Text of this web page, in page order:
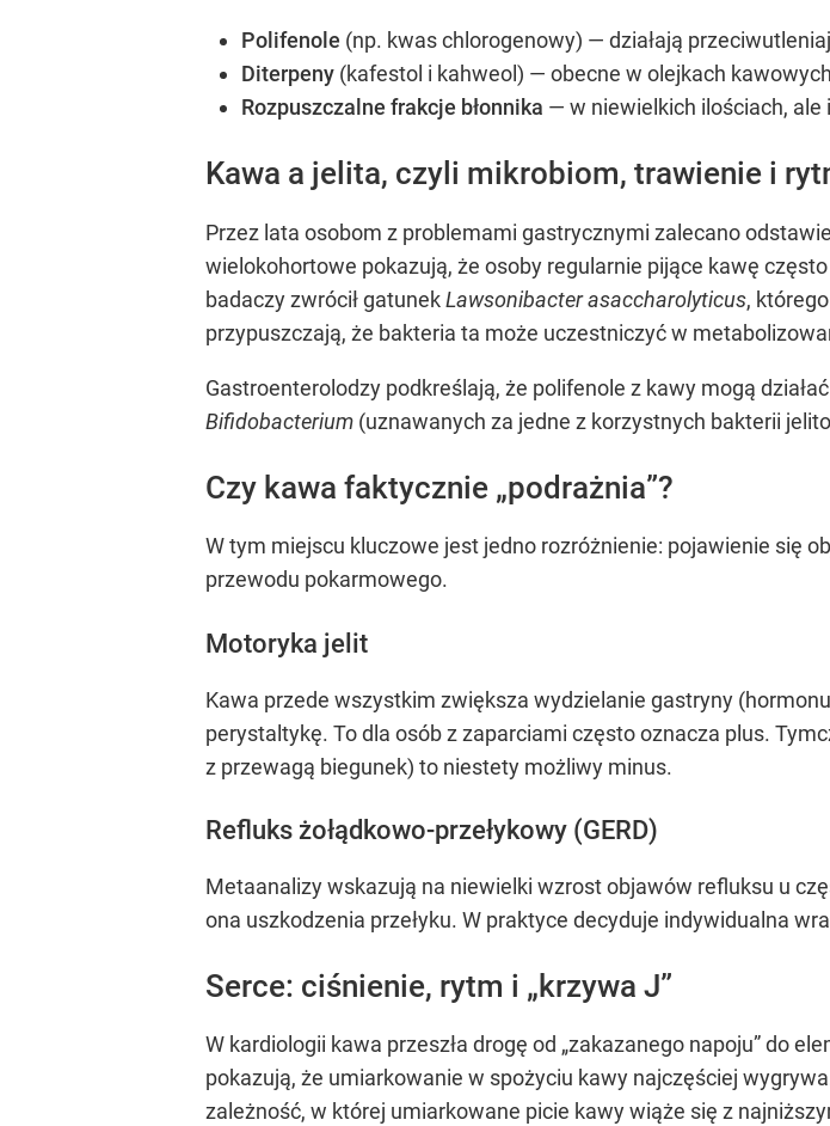
Polifenole (np. kwas chlorogenowy) — działają
Diterpeny (kafestol i kahweol) — obecne w olejkach
Rozpuszczalne frakcje błonnika — w niewielkich ilościach,
Kawa a jelita, czyli mikrobiom, trawienie i
Przez lata osobom z problemami gastrycznymi zalecano
wielokohortowe pokazują, że osoby regularnie pijące kawę
badaczy zwrócił gatunekLawsonibacter asaccharolyticus,
przypuszczają, że bakteria ta może uczestniczyć w
Gastroenterolodzy podkreślają, że polifenole z kawy mogą
Bifidobacterium (uznawanych za jedne z korzystnych bakterii
Czy kawa faktycznie „podrażnia”?
W tym miejscu kluczowe jest jedno rozróżnienie: pojawienie się
przewodu pokarmowego.
Motoryka jelit
Kawa przede wszystkim zwiększa wydzielanie gastryny
perystaltykę. To dla osób z zaparciami często oznacza plus.
z przewagą biegunek) to niestety możliwy minus.
Refluks żołądkowo-przełykowy (GERD)
Metaanalizy wskazują na niewielki wzrost objawów refluksu u
ona uszkodzenia przełyku. W praktyce decyduje indywidualna
Serce: ciśnienie, rytm i „krzywa J”
W kardiologii kawa przeszła drogę od „zakazanego napoju” do
pokazują, że umiarkowanie w spożyciu kawy najczęściej
zależność, w której umiarkowane picie kawy wiąże się z